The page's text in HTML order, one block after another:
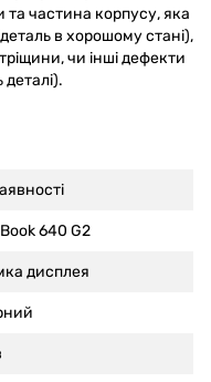
та частина корпусу, яка
в хорошому стані),
чи інші дефекти
640 G2
дисплея